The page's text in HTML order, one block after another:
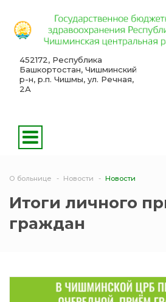
452172, Республика
Башкортостан, Чишминский
р-н, р.п. Чишмы, ул. Речная,
2А
О больнице Новости Новости
Итоги личного
граждан